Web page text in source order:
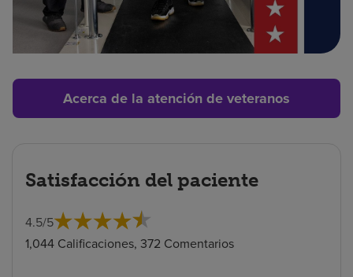
Acerca de la atención de veteranos
Satisfacción del paciente
4.5/5
1,044 Calificaciones, 372 Comentarios